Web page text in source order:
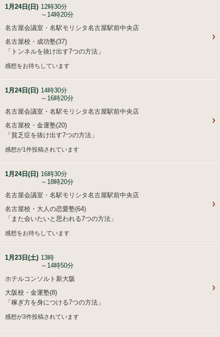
1月24日(日) 12時30分
～14時20分
名古屋会議室・名駅モリシタ名古屋駅前中央店
名古屋校・成功塾(37)
「トンネルを抜け出す7つの方法」
感想をお待ちしています
1月24日(日) 14時30分
～16時20分
名古屋会議室・名駅モリシタ名古屋駅前中央店
名古屋校・金運塾(20)
「貧乏症を抜け出す7つの方法」
感想が1件投稿されています
1月24日(日) 16時30分
～18時20分
名古屋会議室・名駅モリシタ名古屋駅前中央店
名古屋校・大人の恋愛塾(64)
「また会いたいと思われる7つの方法」
感想をお待ちしています
1月23日(土) 13時
～14時50分
ホテルコンソルト新大阪
大阪校・金運塾(8)
「稼ぎ方を身につける7つの方法」
感想が3件投稿されています